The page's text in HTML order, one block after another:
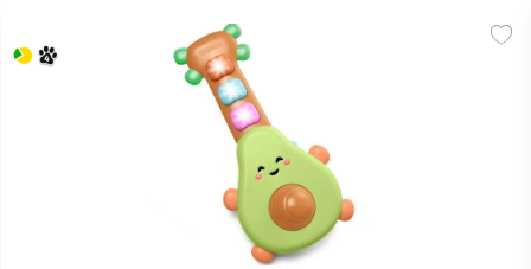
4. Нужны ли батарейки?
Да, игрушка работает от трёх батареек AG13.
5. Какого цвета игрушка?
Бежево-коричневого цвета.
6. Какой размер игрушки?